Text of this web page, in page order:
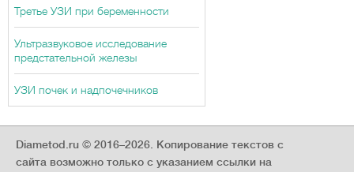
Третье УЗИ при беременности
Ультразвуковое исследование
предстательной железы
УЗИ почек и надпочечников
Diametod.ru © 2016–2026. Копирование текстов с
сайта возможно только с указанием ссылки на